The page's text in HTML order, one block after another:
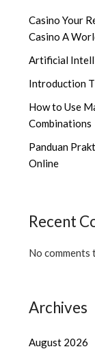
Casino Your
Casino A
Artificial
Introduction
How to Use
Combinations
Panduan
Online
Recent
No comments
Archives
August 2026